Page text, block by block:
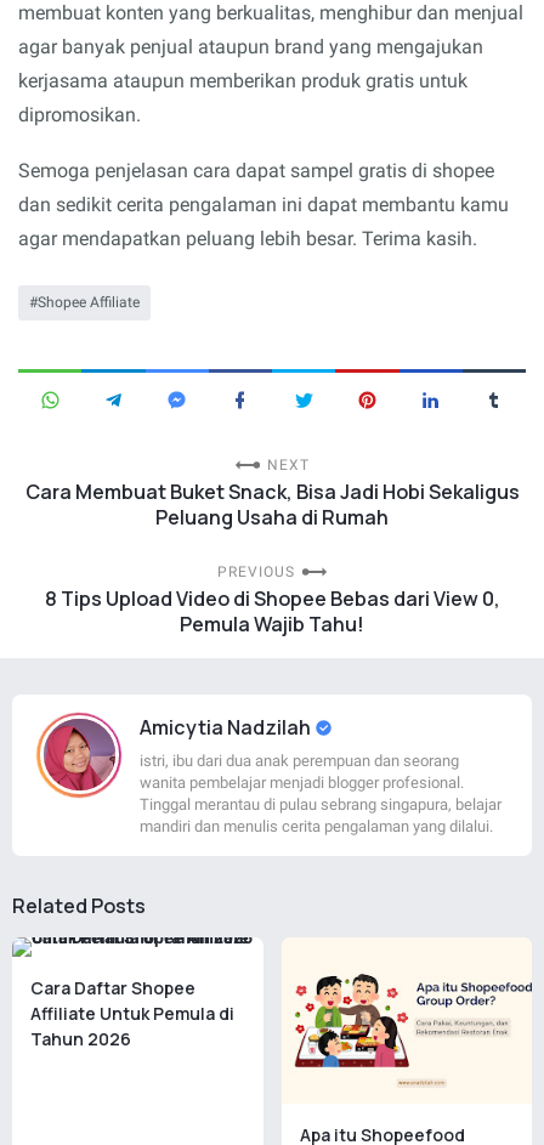
membuat konten yang berkualitas, menghibur dan menjual
agar banyak penjual ataupun brand yang mengajukan
kerjasama ataupun memberikan produk gratis untuk
dipromosikan.
Semoga penjelasan cara dapat sampel gratis di shopee
dan sedikit cerita pengalaman ini dapat membantu kamu
agar mendapatkan peluang lebih besar. Terima kasih.
Shopee Affiliate
NEXT
Cara Membuat Buket Snack, Bisa Jadi Hobi Sekaligus
Peluang Usaha di Rumah
PREVIOUS
8 Tips Upload Video di Shopee Bebas dari View 0,
Pemula Wajib Tahu!
Amicytia Nadzilah
istri, ibu dari dua anak perempuan dan seorang
wanita pembelajar menjadi blogger profesional.
Tinggal merantau di pulau sebrang singapura, belajar
mandiri dan menulis cerita pengalaman yang dilalui.
Related Posts
Cara Daftar Shopee
Affiliate Untuk Pemula di
Tahun 2026
Apa itu Shopeefood